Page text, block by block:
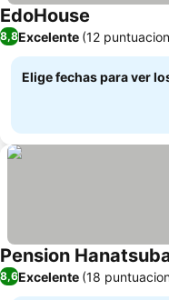
EdoHouse
8,8Excelente (12
Elige fechas para ver
Pension
8,6Excelente (18